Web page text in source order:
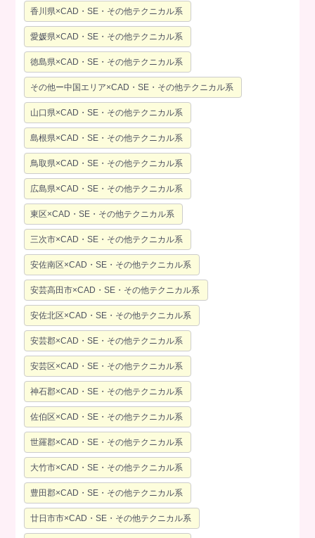
香川県×CAD・SE・その他テクニカル系
愛媛県×CAD・SE・その他テクニカル系
徳島県×CAD・SE・その他テクニカル系
その他ー中国エリア×CAD・SE・その他テクニカル系
山口県×CAD・SE・その他テクニカル系
島根県×CAD・SE・その他テクニカル系
鳥取県×CAD・SE・その他テクニカル系
広島県×CAD・SE・その他テクニカル系
東区×CAD・SE・その他テクニカル系
三次市×CAD・SE・その他テクニカル系
安佐南区×CAD・SE・その他テクニカル系
安芸高田市×CAD・SE・その他テクニカル系
安佐北区×CAD・SE・その他テクニカル系
安芸郡×CAD・SE・その他テクニカル系
安芸区×CAD・SE・その他テクニカル系
神石郡×CAD・SE・その他テクニカル系
佐伯区×CAD・SE・その他テクニカル系
世羅郡×CAD・SE・その他テクニカル系
大竹市×CAD・SE・その他テクニカル系
豊田郡×CAD・SE・その他テクニカル系
廿日市市×CAD・SE・その他テクニカル系